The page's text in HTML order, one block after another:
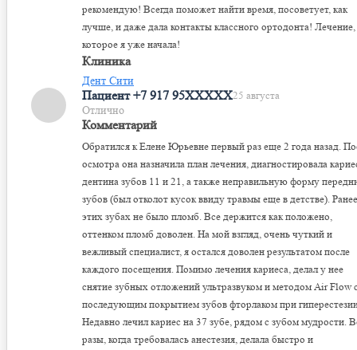
рекомендую! Всегда поможет найти время, посоветует, как
лучше, и даже дала контакты классного ортодонта! Лечение,
которое я уже начала!
Клиника
Дент Сити
Пациент +7 917 95XXXXX25 августа
Отлично
Комментарий
Обратился к Елене Юрьевне первый раз еще 2 года назад.
осмотра она назначила план лечения, диагностировала
дентина зубов 11 и 21, а также неправильную форму
зубов (был отколот кусок ввиду травмы еще в детстве).
этих зубах не было пломб. Все держится как положено,
оттенком пломб доволен. На мой взгляд, очень чуткий и
вежливый специалист, я остался доволен результатом после
каждого посещения. Помимо лечения кариеса, делал у нее
снятие зубных отложений​ ультразвуком и методом Air Flow
последующим покрытием зубов фторлаком​ при
Недавно лечил кариес на 37 зубе, рядом с зубом мудрости.
разы, когда требовалась анестезия​, делала быстро и